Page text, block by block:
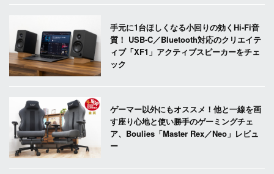
手元に1台ほしくなる小回りの効くHi-Fi音
質！ USB-C／Bluetooth対応のクリエイテ
ィブ「XF1」アクティブスピーカーをチェ
ック
ゲーマー以外にもオススメ！他と一線を画
す座り心地と使い勝手のゲーミングチェ
ア、Boulies「Master Rex／Neo」レビュ
ー